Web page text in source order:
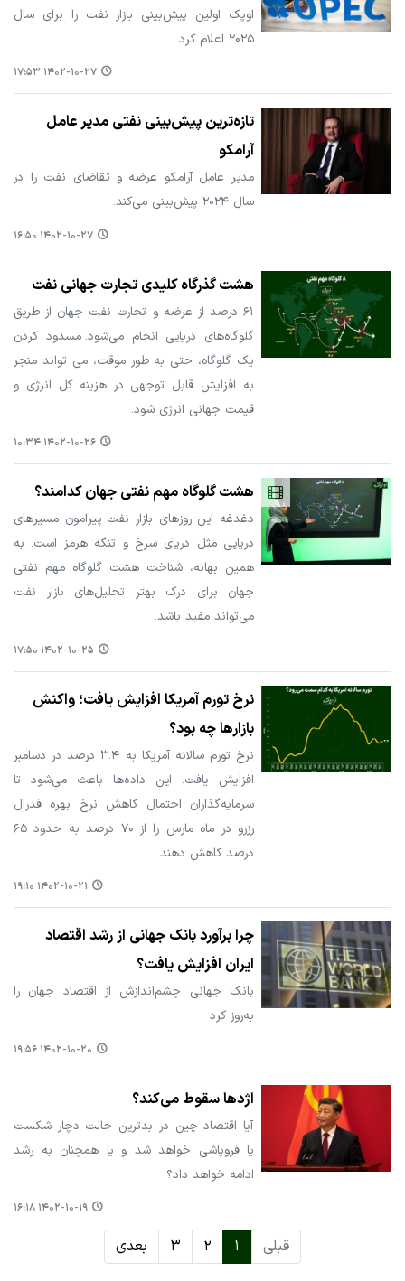
اوپک اولین پیش‌بینی بازار نفت را برای سال
۲۰۲۵ اعلام کرد.
۱۴۰۲-۱۰-۲۷ ۱۷:۵۳
تازه‌ترین پیش‌بینی نفتی مدیر عامل
آرامکو
مدیر عامل آرامکو عرضه و تقاضای نفت را در
سال ۲۰۲۴ پیش‌بینی می‌کند.
۱۴۰۲-۱۰-۲۷ ۱۶:۵۰
هشت گذرگاه‌ کلیدی تجارت جهانی نفت
۶۱ درصد از عرضه و تجارت نفت جهان از طریق
گلوگاه‌های دریایی انجام می‌شود. مسدود کردن
یک گلوگاه، حتی به طور موقت، می تواند منجر
به افزایش قابل توجهی در هزینه کل انرژی و
قیمت جهانی انرژی شود.
۱۴۰۲-۱۰-۲۶ ۱۰:۳۴
هشت گلوگاه مهم نفتی جهان کدامند؟
دغدغه این روزهای بازار نفت پیرامون مسیرهای
دریایی مثل دریای سرخ و تنگه هرمز است. به
همین بهانه، شناخت هشت گلوگاه مهم نفتی
جهان برای درک بهتر تحلیل‌های بازار نفت
می‌تواند مفید باشد.
۱۴۰۲-۱۰-۲۵ ۱۷:۵۰
نرخ تورم آمریکا افزایش یافت؛ واکنش
بازارها چه بود؟
نرخ تورم سالانه آمریکا به ۳.۴ درصد در دسامبر
افزایش یافت. این داده‌ها باعث می‌شود تا
سرمایه‌گذاران احتمال کاهش نرخ بهره فدرال
رزرو در ماه مارس را از ۷۰ درصد به حدود ۶۵
درصد کاهش دهند.
۱۴۰۲-۱۰-۲۱ ۱۹:۱۰
چرا برآورد بانک جهانی از رشد اقتصاد
ایران افزایش یافت؟
بانک جهانی چشم‌اندازش از اقتصاد جهان را
به‌روز کرد
۱۴۰۲-۱۰-۲۰ ۱۹:۵۶
اژدها سقوط می‌کند؟
آیا اقتصاد چین در بدترین حالت دچار شکست
یا فروپاشی خواهد شد و یا همچنان به رشد
ادامه خواهد داد؟
۱۴۰۲-۱۰-۱۹ ۱۶:۱۸
قبلی ۱ ۲ ۳ بعدی